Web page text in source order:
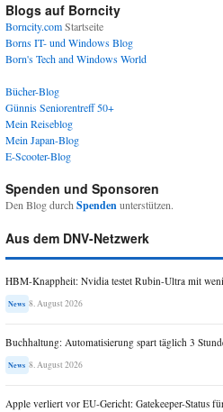
Blogs auf Borncity
Borncity.comStartseite
Borns IT- und Windows Blog
Born's Tech and Windows World
Bücher-Blog
Günnis Seniorentreff 50+
Mein Reiseblog
Mein Japan-Blog
E-Scooter-Blog
Spenden und Sponsoren
Den Blog durchSpendenunterstützen.
Aus dem DNV-Netzwerk
HBM-Knappheit: Nvidia testet Rubin-Ultra mit
News 8. August 2026
Buchhaltung: Automatisierung spart täglich 3
News 8. August 2026
Apple verliert vor EU-Gericht: Gatekeeper-Status